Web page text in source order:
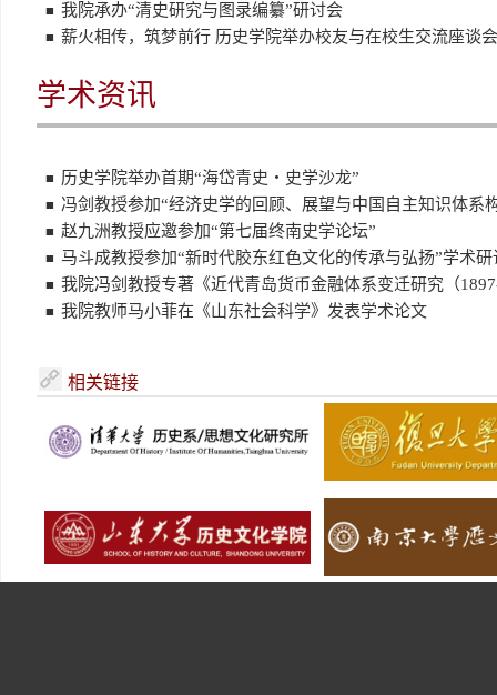
■ 我院承办“清史研究与图录编纂”研讨会
■ 薪火相传，筑梦前行 历史学院举办校友与在校生交流座谈会
学术资讯
■ 历史学院举办首期“海岱青史・史学沙龙”
■ 冯剑教授参加“经济史学的回顾、展望与中国自主知识体
■ 赵九洲教授应邀参加“第七届终南史学论坛”
■ 马斗成教授参加“新时代胶东红色文化的传承与弘扬”学术研
■ 我院冯剑教授专著《近代青岛货币金融体系变迁研究（
■ 我院教师马小菲在《山东社会科学》发表学术论文
相关链接